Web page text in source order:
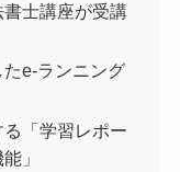
士講座が受講
e-ランニング
「学習レポー
」